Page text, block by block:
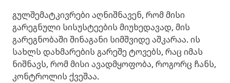
გულშემატკივრები აღნიშნავენ, რომ მისი
გარეგნული სისუსტეების მიუხედავად, მის
გარეგნობაში შინაგანი სიმშვიდე აშკარაა. ის
სახლს დახმარების გარეშე ტოვებს, რაც იმას
ნიშნავს, რომ მისი ავადმყოფობა, როგორც ჩანს,
კონტროლის ქვეშაა.